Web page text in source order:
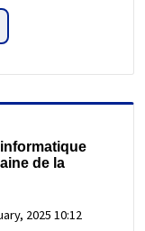
de la
2025 10:12